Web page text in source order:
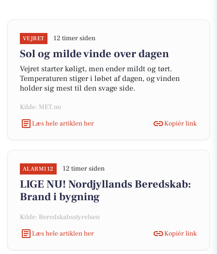
VEJRET 12 timer siden
Sol og milde vinde over dagen
Vejret starter køligt, men ender mildt og tørt.
Temperaturen stiger i løbet af dagen, og vinden
holder sig mest til den svage side.
Kilde: MET.no
Læs hele artiklen her
Kopiér link
ALARM112 12 timer siden
LIGE NU! Nordjyllands Beredskab:
Brand i bygning
Kilde: Beredskabsstyrelsen
Læs hele artiklen her
Kopiér link